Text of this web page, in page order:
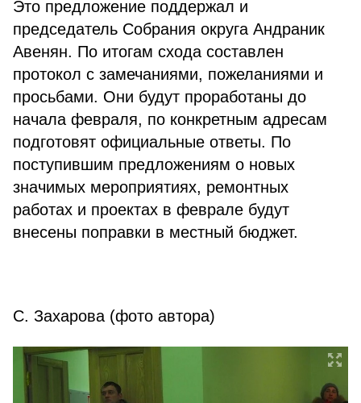
Это предложение поддержал и
председатель Собрания округа Андраник
Авенян. По итогам схода составлен
протокол с замечаниями, пожеланиями и
просьбами. Они будут проработаны до
начала февраля, по конкретным адресам
подготовят официальные ответы. По
поступившим предложениям о новых
значимых мероприятиях, ремонтных
работах и проектах в феврале будут
внесены поправки в местный бюджет.
С. Захарова (фото автора)